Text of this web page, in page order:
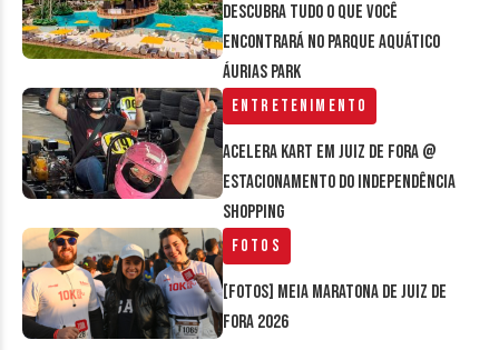
Descubra tudo o que você
encontrará no parque aquático
Áurias Park
Entretenimento
Acelera Kart em Juiz de Fora @
estacionamento do Independência
Shopping
Fotos
[FOTOS] Meia Maratona de Juiz de
Fora 2026